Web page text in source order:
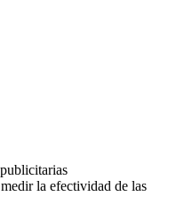
la efectividad de las